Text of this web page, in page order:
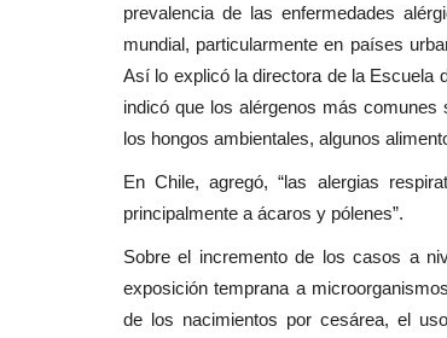
prevalencia de las enfermedades
mundial, particularmente en países
Así lo explicó la directora de la Escuela
indicó que los alérgenos más
los hongos ambientales, algunos
En Chile, agregó, “las alergias
principalmente a ácaros y pólenes”.
Sobre el incremento de los casos a
exposición temprana a
de los nacimientos por cesárea, el
Talca dio el vamos a la
Costumbrista del
Editora Julio 1, 2026 308